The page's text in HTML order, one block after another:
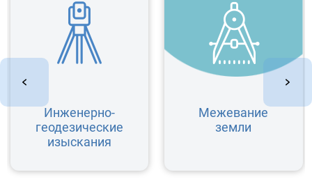
Инженерно-
геодезические
изыскания
Межевание
земли